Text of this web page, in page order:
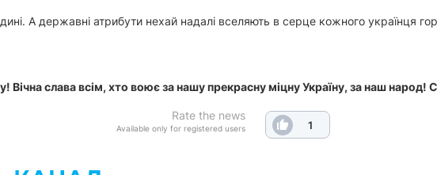
А державні атрибути нехай надалі вселяють в серце кожного українця
Вічна слава всім, хто воює за нашу прекрасну міцну Україну, за наш
Rate the news
Available only for registered users 1